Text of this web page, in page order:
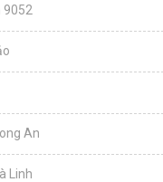
9052
An
Linh